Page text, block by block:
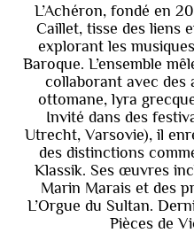
L’Achéron, fondé en
Caillet, tisse des liens
explorant les
Baroque. L’ensemble
collaborant avec des
ottomane, lyra
Invité dans des
Utrecht, Varsovie), il
des distinctions
Klassik. Ses œuvres
Marin Marais et des
L’Orgue du Sultan.
Pièces de